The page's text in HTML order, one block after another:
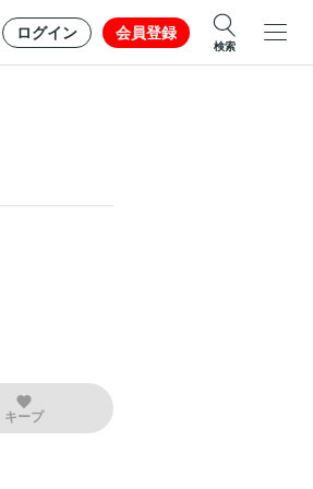
ログイン 会員登録
検索
キープ